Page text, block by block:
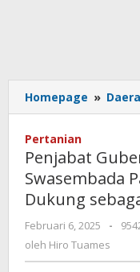
Homepage »
Pertanian
Penjabat
Swasembada
Dukung
Februari 6, 2025
oleh
-
oleh Hiro Tuames